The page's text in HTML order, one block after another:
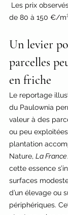
de 80 à 150 €/
Un levier
parcelles
en friche
Le reportage
du Paulownia
valeur à des
ou peu
plantation
Nature, La
cette essence
surfaces
d’un élevage ou
périphériques.